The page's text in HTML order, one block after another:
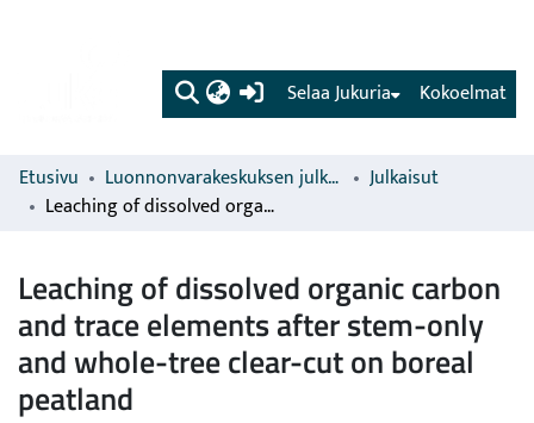
(current) Kokoelmat
Selaa Jukuria
Etusivu Luonnonvarakeskuksen julkaisut
Julkaisut
Leaching of dissolved organic carbon and trace elements after stem-only and whole-tree clear-cut on boreal peatland
Leaching of dissolved organic carbon
and trace elements after stem-only
and whole-tree clear-cut on boreal
peatland